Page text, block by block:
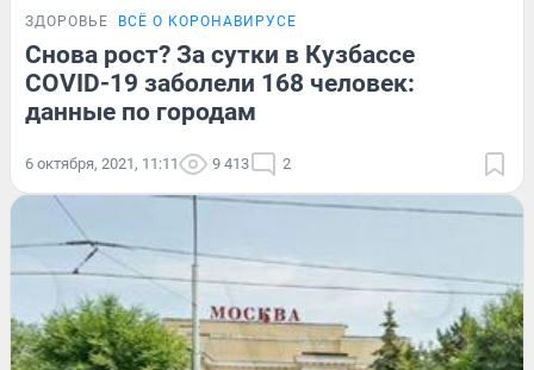
ЗДОРОВЬЕ ВСЁ О КОРОНАВИРУСЕ
Снова рост? За сутки в Кузбассе
COVID-19 заболели 168 человек:
данные по городам
6 октября, 2021, 11:11 9 413 2